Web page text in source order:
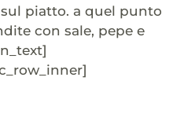
piatto. a quel punto
con sale, pepe e